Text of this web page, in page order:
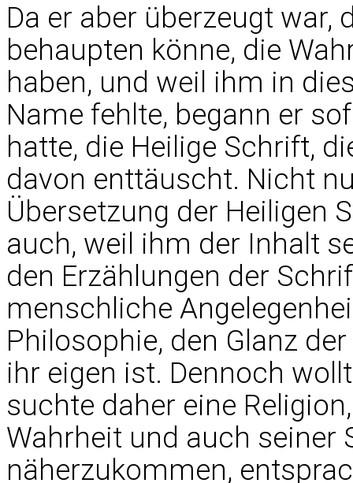
Da er aber überzeugt
behaupten könne, die
haben, und weil ihm in
Name fehlte, begann er
hatte, die Heilige Schrift,
davon enttäuscht. Nicht
Übersetzung der Heiligen
auch, weil ihm der Inhalt
den Erzählungen der
menschliche
Philosophie, den Glanz
ihr eigen ist. Dennoch
suchte daher eine
Wahrheit und auch seiner
näherzukommen,